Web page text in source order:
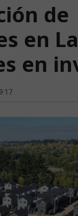
de
en La
en